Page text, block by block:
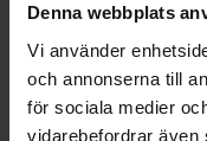
Denna webbplats
Vi använder
och annonserna till
för sociala medier
vidarebefordrar även
bokläsning och -
redaktör Niklas
över 150 titlar.